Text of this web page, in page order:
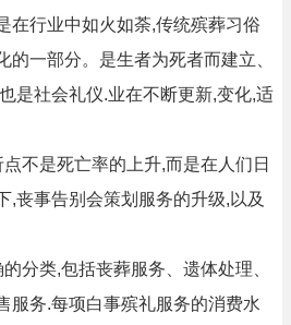
在行业中如火如荼,传统殡葬习俗
的一部分。是生者为死者而建立、
是社会礼仪.业在不断更新,变化,适
不是死亡率的上升,而是在人们日
,丧事告别会策划服务的升级,以及
分类,包括丧葬服务、遗体处理、
服务.每项白事殡礼服务的消费水